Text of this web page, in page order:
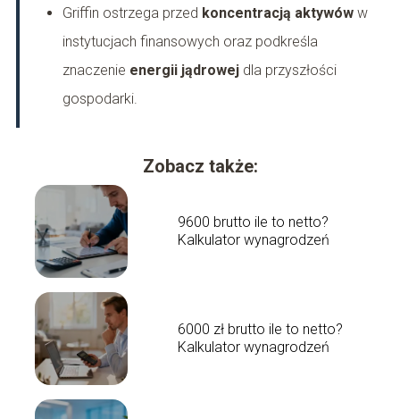
Griffin ostrzega przed koncentracją aktywóww
instytucjach finansowych oraz podkreśla
znaczenie energii jądrowejdla przyszłości
gospodarki.
Zobacz także:
9600 brutto ile to netto?
Kalkulator wynagrodzeń
6000 zł brutto ile to netto?
Kalkulator wynagrodzeń